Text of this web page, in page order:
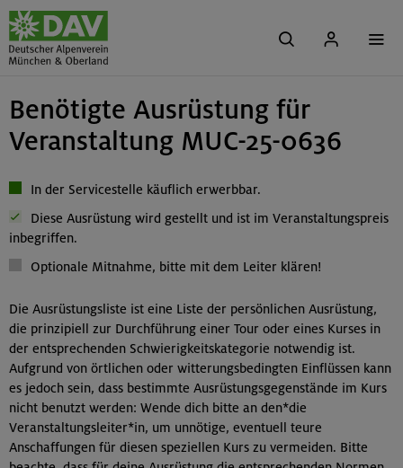
Benötigte Ausrüstung für
Veranstaltung MUC-25-0636
In der Servicestelle käuflich erwerbbar.
Diese Ausrüstung wird gestellt und ist im Veranstaltungspreis
inbegriffen.
Optionale Mitnahme, bitte mit dem Leiter klären!
Die Ausrüstungsliste ist eine Liste der persönlichen Ausrüstung,
die prinzipiell zur Durchführung einer Tour oder eines Kurses in
der entsprechenden Schwierigkeitskategorie notwendig ist.
Aufgrund von örtlichen oder witterungsbedingten Einflüssen kann
es jedoch sein, dass bestimmte Ausrüstungsgegenstände im Kurs
nicht benutzt werden: Wende dich bitte an den*die
Veranstaltungsleiter*in, um unnötige, eventuell teure
Anschaffungen für diesen speziellen Kurs zu vermeiden. Bitte